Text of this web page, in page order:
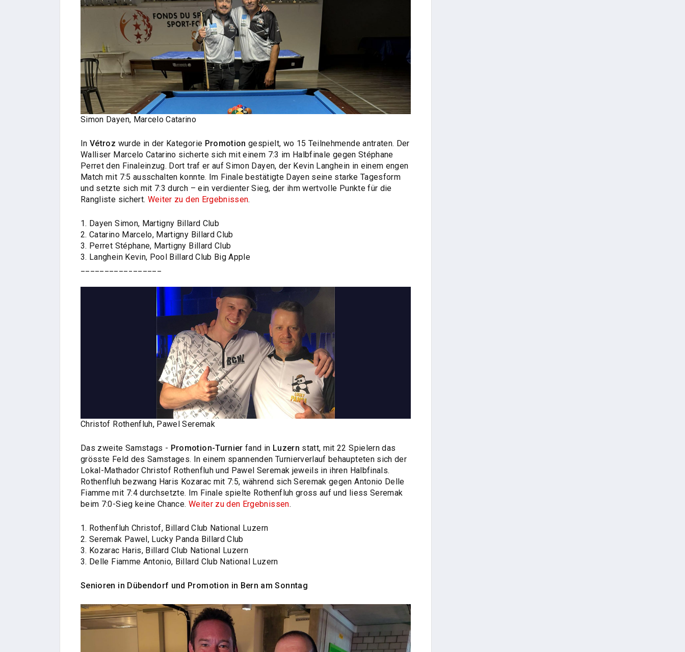
Simon Dayen, Marcelo Catarino
InVétroz wurde in der Kategorie Promotion gespielt, wo 15 Teilnehmende antraten. Der
Walliser Marcelo Catarino sicherte sich mit einem 7:3 im Halbfinale gegen Stéphane
Perret den Finaleinzug. Dort traf er auf Simon Dayen, der Kevin Langhein in einem engen
Match mit 7:5 ausschalten konnte. Im Finale bestätigte Dayen seine starke Tagesform
und setzte sich mit 7:3 durch – ein verdienter Sieg, der ihm wertvolle Punkte für die
Rangliste sichert. Weiter zu den Ergebnissen.
1. Dayen Simon, Martigny Billard Club
2. Catarino Marcelo, Martigny Billard Club
3. Perret Stéphane, Martigny Billard Club
3. Langhein Kevin, Pool Billard Club Big Apple
Christof Rothenfluh, Pawel Seremak
Das zweite Samstags - Promotion-Turnier fand in Luzern statt, mit 22 Spielern das
grösste Feld des Samstages. In einem spannenden Turnierverlauf behaupteten sich der
Lokal-Mathador Christof Rothenfluh und Pawel Seremak jeweils in ihren Halbfinals.
Rothenfluh bezwang Haris Kozarac mit 7:5, während sich Seremak gegen Antonio Delle
Fiamme mit 7:4 durchsetzte. Im Finale spielte Rothenfluh gross auf und liess Seremak
beim 7:0-Sieg keine Chance. Weiter zu den Ergebnissen.
1. Rothenfluh Christof, Billard Club National Luzern
2. Seremak Pawel, Lucky Panda Billard Club
3. Kozarac Haris, Billard Club National Luzern
3. Delle Fiamme Antonio, Billard Club National Luzern
Senioren in Dübendorf und Promotion in Bern am Sonntag